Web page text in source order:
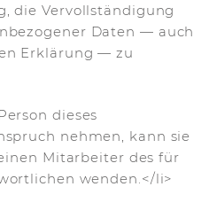
die Vervollständigung
Daten — auch
Erklärung — zu
dieses
nehmen, kann sie
Mitarbeiter des für
wenden.</li>